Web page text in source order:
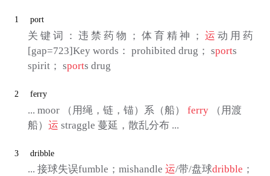
1 port
关 键 词 ： 违 禁 药 物 ； 体 育 精 神 ； 运 动 用 药
[gap=723]Key words： prohibited drug； sports
spirit； sports drug
2 ferry
... moor （用绳，链，锚）系（船） ferry（用渡
船） 运 straggle 蔓延，散乱分布 ...
3 dribble
... 接球失误fumble；mishandle 运/带/盘球dribble ；